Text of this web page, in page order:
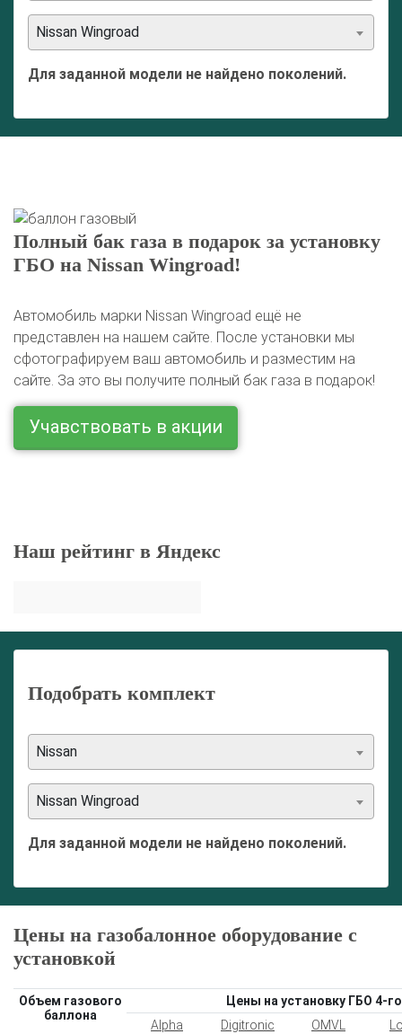
Nissan Wingroad
Для заданной модели не найдено поколений.
Полный бак газа в подарок за установку
ГБО на Nissan Wingroad!
Автомобиль марки Nissan Wingroad ещё не
представлен на нашем сайте. После установки мы
сфотографируем ваш автомобиль и разместим на
сайте. За это вы получите полный бак газа в подарок!
Учавствовать в акции
Наш рейтинг в Яндекс
Подобрать комплект
Nissan
Nissan Wingroad
Для заданной модели не найдено поколений.
Цены на газобалонное оборудование с
установкой
Объем газового
баллона
Цены на установку ГБО 4-
Alpha
Digitronic OMVL